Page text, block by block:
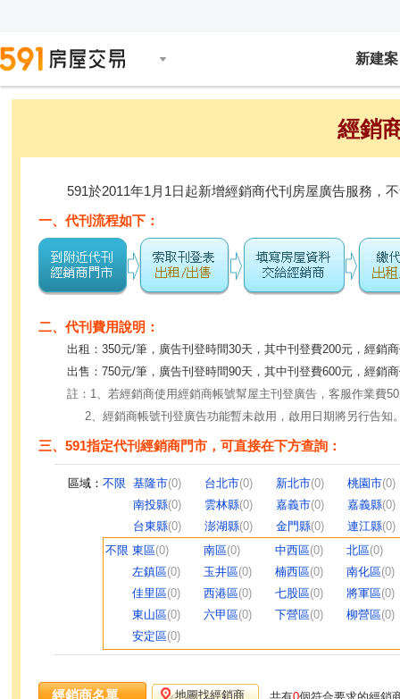
新建案
經銷
591於2011年1月1日起新增經銷商代刊房屋廣告服務，
一、代刊流程如下：
二、代刊費用說明：
出租：350元/筆，廣告刊登時間30天，其中刊登費200元，經銷
出售：750元/筆，廣告刊登時間90天，其中刊登費600元，經銷
註：1、若經銷商使用經銷商帳號幫屋主刊登廣告，客服作業費
2、經銷商帳號刊登廣告功能暫未啟用，啟用日期將另行告知
三、591指定代刊經銷商門市，可直接在下方查詢：
區域： 不限 基隆市(0) 台北市(0) 新北市(0) 桃園市(0)
南投縣(0) 雲林縣(0) 嘉義市(0) 嘉義縣(0)
台東縣(0) 澎湖縣(0) 金門縣(0) 連江縣(0)
不限 東區(0) 南區(0) 中西區(0) 北區(0)
左鎮區(0) 玉井區(0) 楠西區(0) 南化區(0)
佳里區(0) 西港區(0) 七股區(0) 將軍區(0)
東山區(0) 六甲區(0) 下營區(0) 柳營區(0)
安定區(0)
經銷商名單 地圖找經銷商